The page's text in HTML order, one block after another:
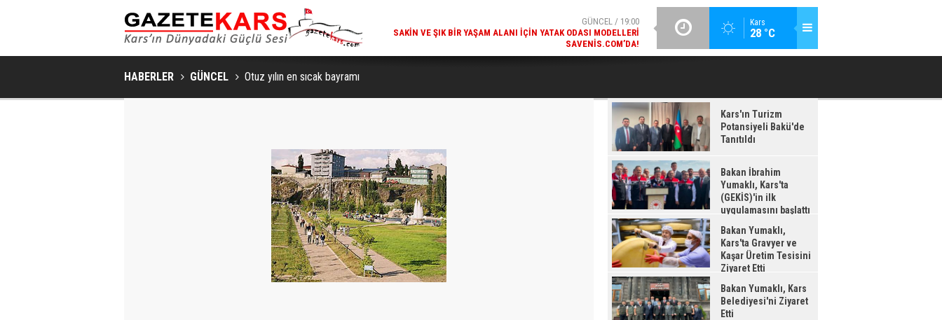
Kars
28 °C
GÜNCEL / 18:38
KARS'IN TURIZM POTANSIYELI BAKÜ'DE TANITILDI
BAKAN İBRAHIM YUMAKLI, KARS'TA (GEKİS)'IN ILK
HABERLER GÜNCEL Otuz yılın en sıcak bayramı
Kars'ın Turizm
Potansiyeli Bakü'de
Tanıtıldı
Bakan İbrahim
Yumaklı, Kars'ta
(GEKİS)'in ilk
uygulamasını başlattı
Bakan Yumaklı,
Kars'ta Gravyer ve
Kaşar Üretim Tesisini
Ziyaret Etti
Bakan Yumaklı, Kars
Belediyesi'ni Ziyaret
Etti